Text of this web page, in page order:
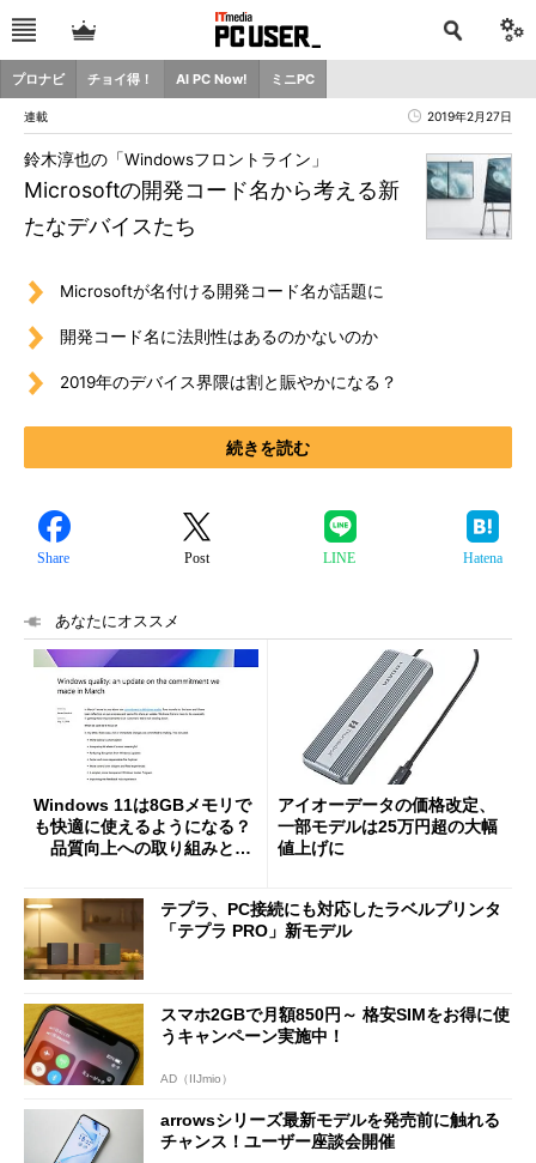
プロナビ チョイ得！ AI PC Now! ミニPC
連載 2019年2月27日
Microsoftの開発コード名から考える新
たなデバイスたち
鈴木淳也の「Windowsフロントライン」
Microsoftが名付ける開発コード名が話題に
開発コード名に法則性はあるのかないのか
2019年のデバイス界隈は割と賑やかになる？
続きを読む
Share Post LINE Hatena
あなたにオススメ
Windows 11は8GBメモリで
も快適に使えるようになる？
品質向上への取り組みと
アイオーデータの価格改定、
一部モデルは25万円超の大幅
値上げに
テプラ、PC接続にも対応したラベルプリンタ
「テプラ PRO」新モデル
スマホ2GBで月額850円～ 格安SIMをお得に使
うキャンペーン実施中！
AD（IIJmio）
arrowsシリーズ最新モデルを発売前に触れる
チャンス！ユーザー座談会開催